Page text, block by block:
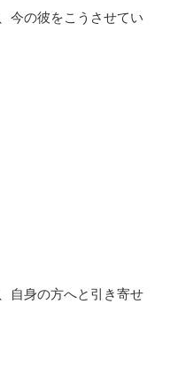
今の彼をこうさせてい
自身の方へと引き寄せ